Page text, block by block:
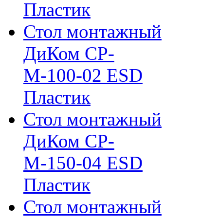
Пластик
Стол монтажный
ДиКом СР-
М-100-02 ESD
Пластик
Стол монтажный
ДиКом СР-
М-150-04 ESD
Пластик
Стол монтажный